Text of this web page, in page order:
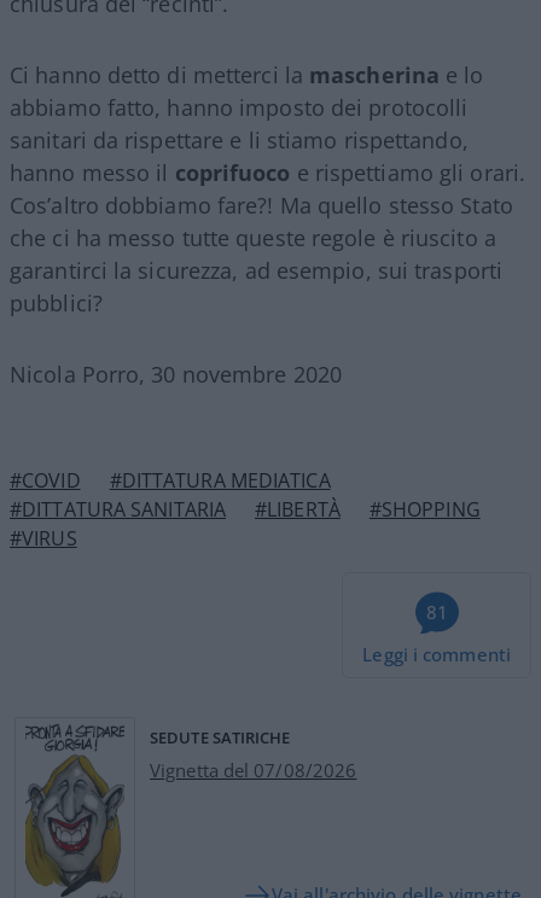
Ci hanno detto di metterci la mascherina e lo
abbiamo fatto, hanno imposto dei protocolli
sanitari da rispettare e li stiamo rispettando,
hanno messo il coprifuoco e rispettiamo gli orari.
Cos’altro dobbiamo fare?! Ma quello stesso Stato
che ci ha messo tutte queste regole è riuscito a
garantirci la sicurezza, ad esempio, sui trasporti
pubblici?
Nicola Porro, 30 novembre 2020
#COVID
#DITTATURA MEDIATICA
#DITTATURA SANITARIA
#LIBERTÀ
#SHOPPING
#VIRUS
81
Leggi i commenti
SEDUTE SATIRICHE
Vignetta del 07/08/2026